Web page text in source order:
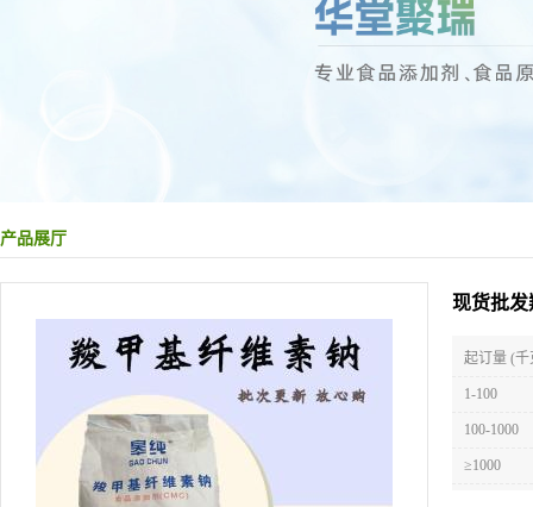
产品展厅
现货批
起订量 (千
1-100
100-1000
≥1000